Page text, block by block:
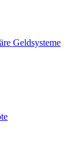
Geldsysteme